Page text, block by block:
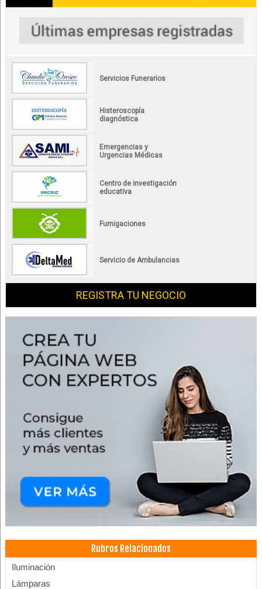
Servicios Funerarios
Histeroscopía
diagnóstica
Emergencias y
Urgencias Médicas
Centro de investigación
educativa
Fumigaciones
Servicio de Ambulancias
REGISTRA TU NEGOCIO
Rubros Relacionados
Iluminación
Lámparas